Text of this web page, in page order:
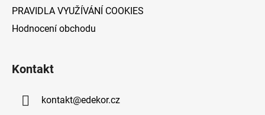
PRAVIDLA VYUŽÍVÁNÍ COOKIES
Hodnocení obchodu
Kontakt
kontakt@edekor.cz